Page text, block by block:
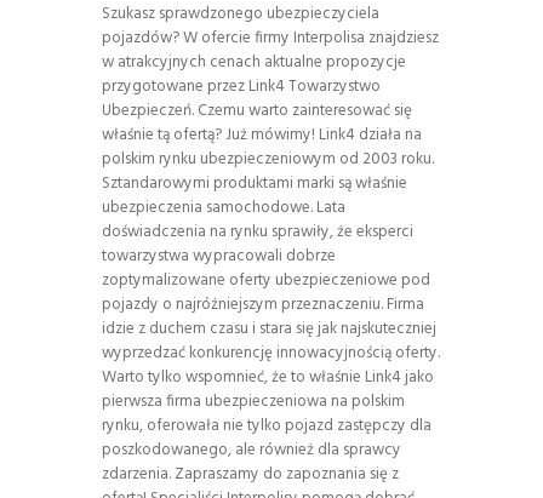
Szukasz sprawdzonego ubezpieczyciela
pojazdów? W ofercie firmy Interpolisa znajdziesz
w atrakcyjnych cenach aktualne propozycje
przygotowane przez Link4 Towarzystwo
Ubezpieczeń. Czemu warto zainteresować się
właśnie tą ofertą? Już mówimy! Link4 działa na
polskim rynku ubezpieczeniowym od 2003 roku.
Sztandarowymi produktami marki są właśnie
ubezpieczenia samochodowe. Lata
doświadczenia na rynku sprawiły, że eksperci
towarzystwa wypracowali dobrze
zoptymalizowane oferty ubezpieczeniowe pod
pojazdy o najróżniejszym przeznaczeniu. Firma
idzie z duchem czasu i stara się jak najskuteczniej
wyprzedzać konkurencję innowacyjnością oferty.
Warto tylko wspomnieć, że to właśnie Link4 jako
pierwsza firma ubezpieczeniowa na polskim
rynku, oferowała nie tylko pojazd zastępczy dla
poszkodowanego, ale również dla sprawcy
zdarzenia. Zapraszamy do zapoznania się z